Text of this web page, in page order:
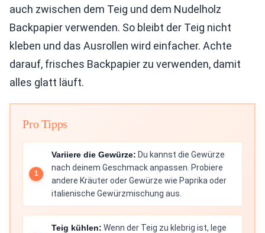
auch zwischen dem Teig und dem Nudelholz
Backpapier verwenden. So bleibt der Teig nicht
kleben und das Ausrollen wird einfacher. Achte
darauf, frisches Backpapier zu verwenden, damit
alles glatt läuft.
Pro Tipps
Variiere die Gewürze: Du kannst die Gewürze
nach deinem Geschmack anpassen. Probiere
andere Kräuter oder Gewürze wie Paprika oder
italienische Gewürzmischung aus.
Teig kühlen: Wenn der Teig zu klebrig ist, lege